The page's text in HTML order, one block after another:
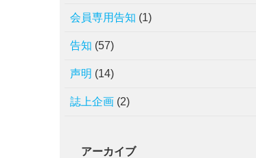
会員専用告知 (1)
告知 (57)
声明 (14)
誌上企画 (2)
アーカイブ